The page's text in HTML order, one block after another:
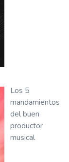
Los 5
mandamientos
del buen
productor
musical